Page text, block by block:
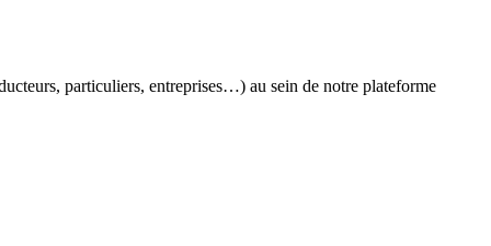
particuliers, entreprises…) au sein de notre plateforme